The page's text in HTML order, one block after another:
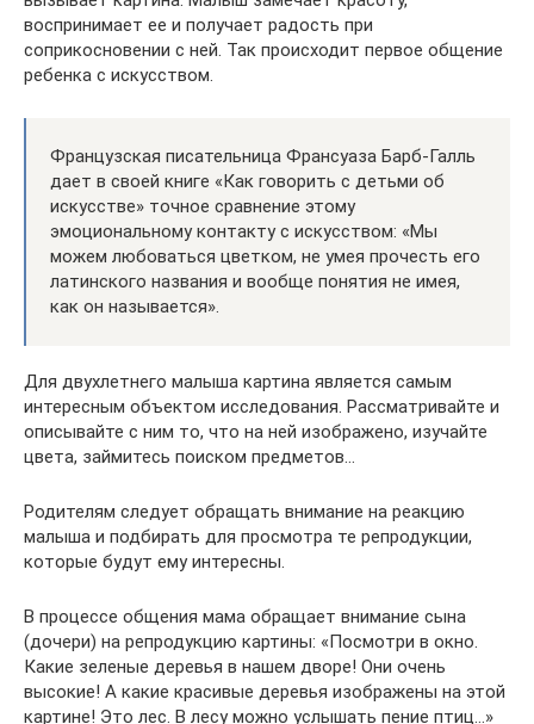
воспринимает ее и получает радость при
соприкосновении с ней. Так происходит первое общение
ребенка с искусством.
Французская писательница Франсуаза Барб-Галль
дает в своей книге «Как говорить с детьми об
искусстве» точное сравнение этому
эмоциональному контакту с искусством: «Мы
можем любоваться цветком, не умея прочесть его
латинского названия и вообще понятия не имея,
как он называется».
Для двухлетнего малыша картина является самым
интересным объектом исследования. Рассматривайте и
описывайте с ним то, что на ней изображено, изучайте
цвета, займитесь поиском предметов…
Родителям следует обращать внимание на реакцию
малыша и подбирать для просмотра те репродукции,
которые будут ему интересны.
В процессе общения мама обращает внимание сына
(дочери) на репродукцию картины: «Посмотри в окно.
Какие зеленые деревья в нашем дворе! Они очень
высокие! А какие красивые деревья изображены на этой
картине! Это лес. В лесу можно услышать пение птиц…»